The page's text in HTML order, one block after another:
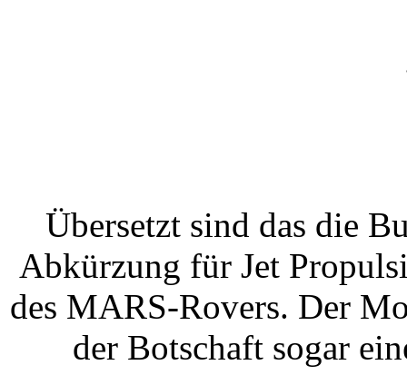
Übersetzt sind das die
Abkürzung für Jet
des MARS-Rovers. Der
der Botschaft sogar